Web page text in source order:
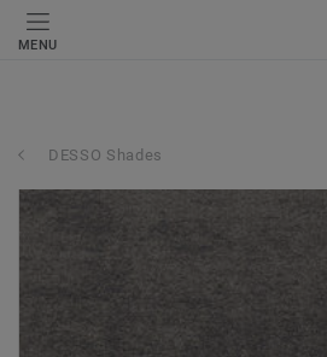
MENU
DESSO Shades